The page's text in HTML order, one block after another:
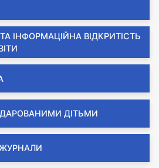
ІНФОРМАЦІЙНА ВІДКРИТІСТЬ
ДІТЬМИ